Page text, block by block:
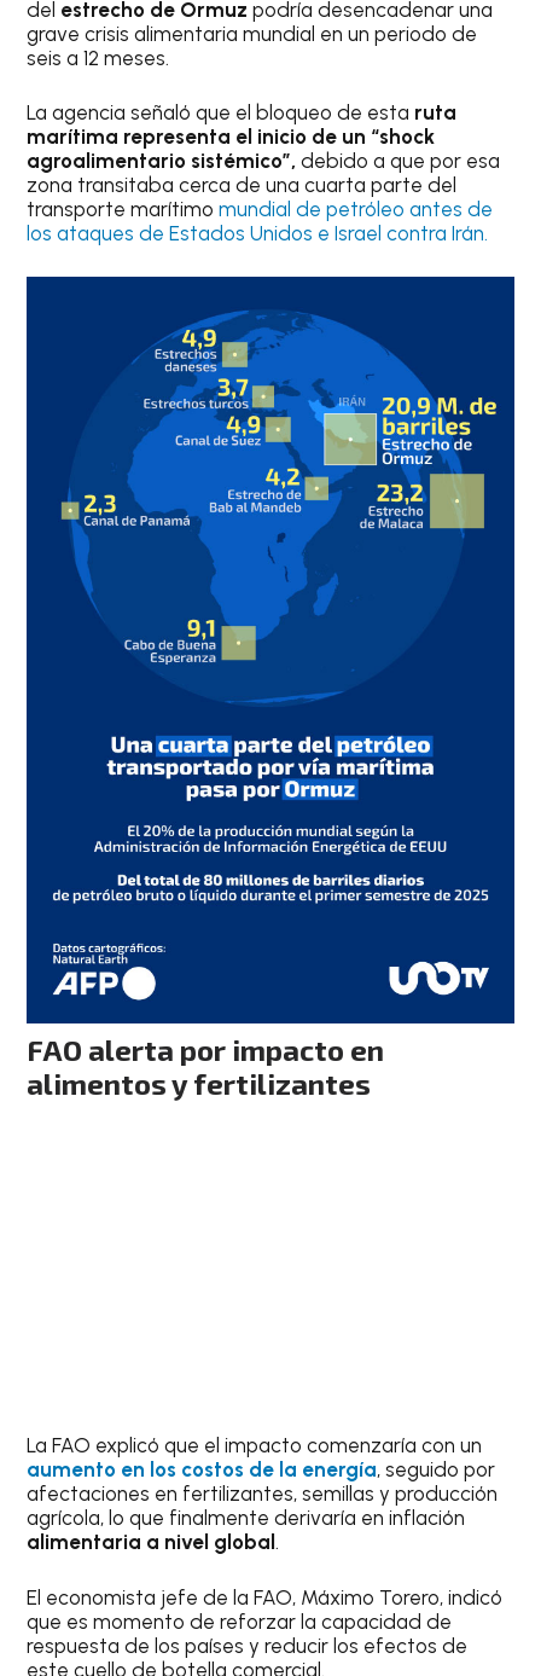
del estrecho de Ormuz podría desencadenar una
grave crisis alimentaria mundial en un periodo de
seis a 12 meses.
La agencia señaló que el bloqueo de esta ruta
marítima representa el inicio de un “shock
agroalimentario sistémico”,debido a que por esa
zona transitaba cerca de una cuarta parte del
transporte marítimomundial de petróleo antes de
los ataques de Estados Unidos e Israel contra Irán.
FAO alerta por impacto en
alimentos y fertilizantes
La FAO explicó que el impacto comenzaría con un
aumento en los costos de la energía, seguido por
afectaciones en fertilizantes, semillas y producción
agrícola, lo que finalmente derivaría en inflación
alimentaria a nivel global.
El economista jefe de la FAO, Máximo Torero, indicó
que es momento de reforzar la capacidad de
respuesta de los países y reducir los efectos de
este cuello de botella comercial.